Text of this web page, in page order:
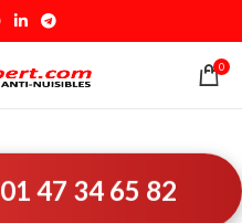
0
01 47 34 65 82